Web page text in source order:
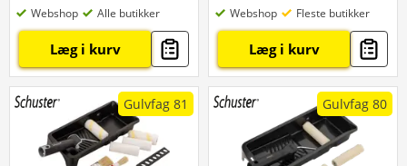
Webshop Alle butikker
Læg i kurv
Webshop Fleste butikker
Læg i kurv
Gulvfag 81 Gulvfag 80